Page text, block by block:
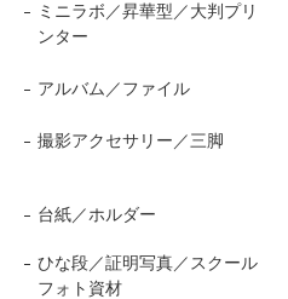
ミニラボ／昇華型／大判プリ
ンター
アルバム／ファイル
撮影アクセサリー／三脚
台紙／ホルダー
ひな段／証明写真／スクール
フォト資材